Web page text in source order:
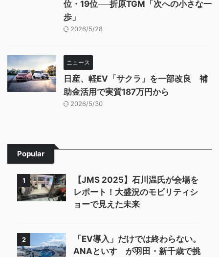
位・19位──折原TGM「次への小さな一
歩」
2026/5/28
ニュース
日産、軽EV「サクラ」を一部改良 補
助金活用で実質187万円から
2026/5/30
Popular
1
【JMS 2025】石川温氏が会場を
レポート！大盛況のモビリティシ
ョーで見えた未来
2
「EV導入」だけでは終わらない。
ANAといすゞが羽田・新千歳で挑